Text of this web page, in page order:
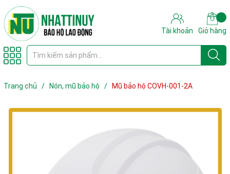
Tài khoản Giỏ hàng
Trang chủ / Nón, mũ bảo hộ / Mũ bảo hộ COVH-001-2A